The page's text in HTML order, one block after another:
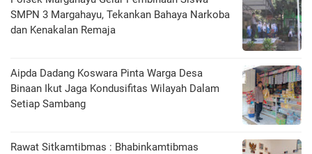
SMPN 3 Margahayu, Tekankan Bahaya Narkoba
dan Kenakalan Remaja
Aipda Dadang Koswara Pinta Warga Desa
Binaan Ikut Jaga Kondusifitas Wilayah Dalam
Setiap Sambang
Rawat Sitkamtibmas : Bhabinkamtibmas